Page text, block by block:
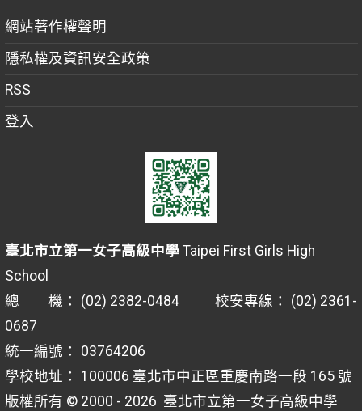
網站著作權聲明
隱私權及資訊安全政策
RSS
登入
臺北市立第一女子高級中學Taipei First Girls High
School
總 機： (02) 2382-0484 校安專線： (02) 2361-
0687
統一編號： 03764206
學校地址： 100006 臺北市中正區重慶南路一段 165 號
版權所有 © 2000 - 2026 臺北市立第一女子高級中學